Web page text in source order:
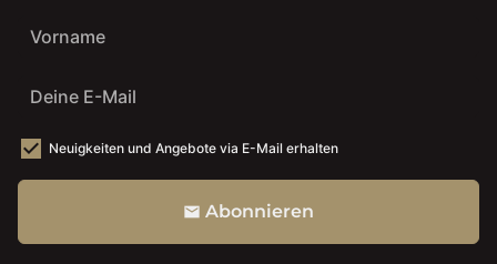
Neuigkeiten und Angebote via E-Mail erhalten
email Abonnieren